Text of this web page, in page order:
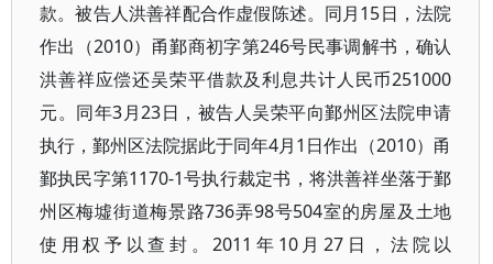
款。被告人洪善祥配合作虚假陈述。同月15日，法院
作出（2010）甬鄞商初字第246号民事调解书，确认
洪善祥应偿还吴荣平借款及利息共计人民币251000
元。同年3月23日，被告人吴荣平向鄞州区法院申请
执行，鄞州区法院据此于同年4月1日作出（2010）甬
鄞执民字第1170-1号执行裁定书，将洪善祥坐落于鄞
州区梅墟街道梅景路736弄98号504室的房屋及土地
使用权予以查封。2011年10月27日，法院以